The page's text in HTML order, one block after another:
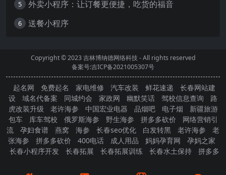
5 外卖小程序：让订餐更便捷，吃货的福音
6 送餐小程序
Copyright © 2023吉林博纳德网络科技- All rights reserved
备案号:吉ICP备2021005307号
起名网 免费起名 家电维修 汽车改装 鲜花速递
长春网站建
设
域名代备案 同城约会 家政网 幽默笑话 驾校信息查询
路
虎改装升级
老许海参 中国宏业电器 品烟吧 电子烟
新疆旅游
包车
库车驾校 俄罗斯海参 野生海参 拼多多砍价
网络营销引
流
孕妇食谱 燕窝 海参 长春seo优化 白发转黑 老许海参
老
张海参
拼多多砍价 400电话 成人用品 妈妈孕育网
孕妈之家
长春小程序开发
长春拓展 长春拓展训练 长春水土保持
拼多多